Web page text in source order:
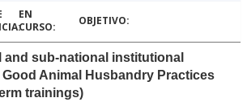
and sub-national institutional
Animal Husbandry Practices
trainings)